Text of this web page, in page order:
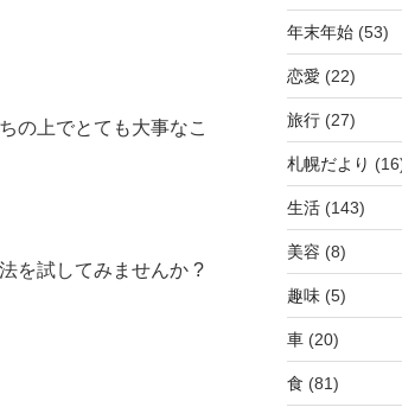
の上でとても大事なこ
を試してみませんか ?
年末年始(53)
恋愛 (22)
旅行(27)
札幌だより
生活(143)
美容 (8)
趣味(5)
車(20)
食 (81)